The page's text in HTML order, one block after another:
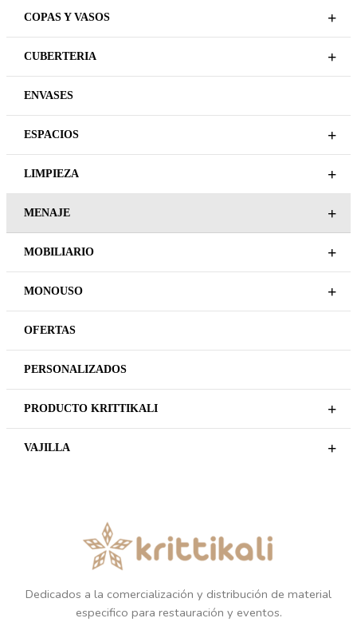
+
COPAS Y VASOS
+
CUBERTERIA
ENVASES
+
ESPACIOS
+
LIMPIEZA
+
MENAJE
+
MOBILIARIO
+
MONOUSO
OFERTAS
PERSONALIZADOS
+
PRODUCTO KRITTIKALI
+
VAJILLA
Dedicados a la comercialización y distribución de material
especifico para restauración y eventos.